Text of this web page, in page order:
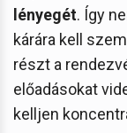
lényegét. Így
kárára kell
részt a
előadásokat
kelljen